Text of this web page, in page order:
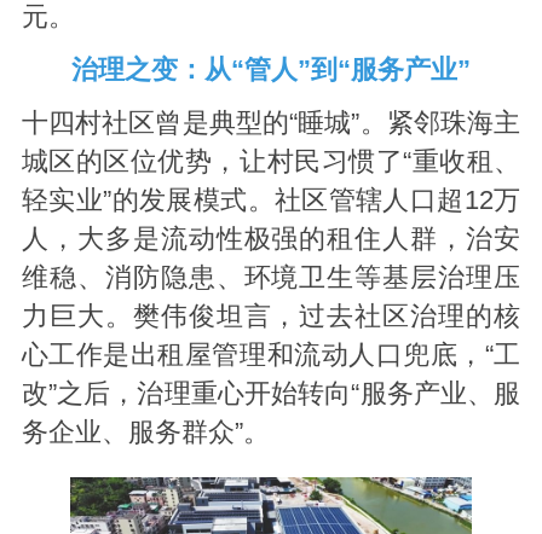
元。
治理之变：从“管人”到“服务产业”
十四村社区曾是典型的“睡城”。紧邻珠海主
城区的区位优势，让村民习惯了“重收租、
轻实业”的发展模式。社区管辖人口超12万
人，大多是流动性极强的租住人群，治安
维稳、消防隐患、环境卫生等基层治理压
力巨大。樊伟俊坦言，过去社区治理的核
心工作是出租屋管理和流动人口兜底，“工
改”之后，治理重心开始转向“服务产业、服
务企业、服务群众”。